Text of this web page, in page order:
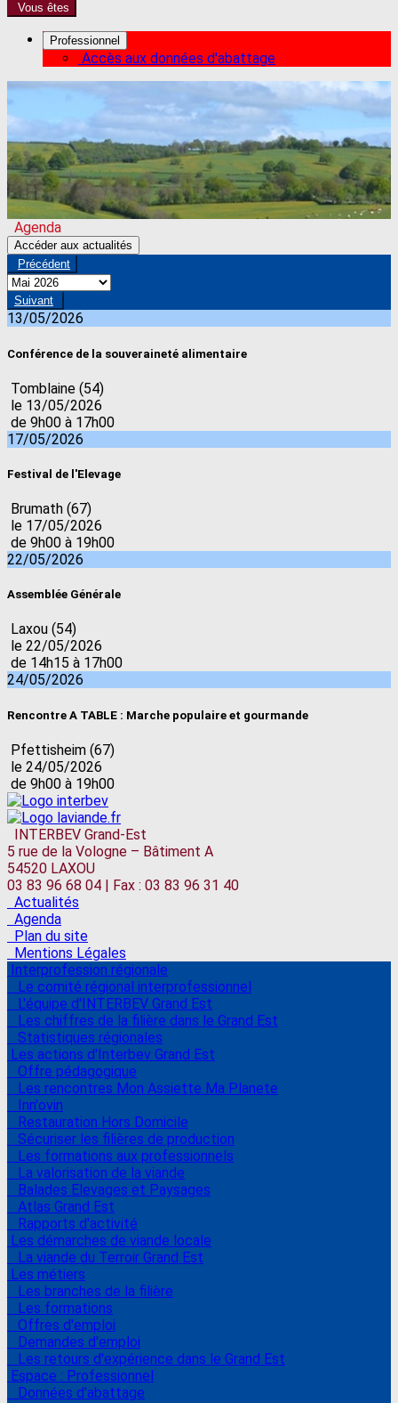
Vous êtes
Professionnel
Accès aux données d'abattage
Agenda
Accéder aux actualités
Précédent
Suivant
13/05/2026
Conférence de la souveraineté alimentaire
Tomblaine (54)
le 13/05/2026
de 9h00 à 17h00
17/05/2026
Festival de l'Elevage
Brumath (67)
le 17/05/2026
de 9h00 à 19h00
22/05/2026
Assemblée Générale
Laxou (54)
le 22/05/2026
de 14h15 à 17h00
24/05/2026
Rencontre A TABLE : Marche populaire et gourmande
Pfettisheim (67)
le 24/05/2026
de 9h00 à 19h00
INTERBEV Grand-Est
5 rue de la Vologne – Bâtiment A
54520 LAXOU
03 83 96 68 04 | Fax : 03 83 96 31 40
Actualités
Agenda
Plan du site
Mentions Légales
Interprofession régionale
Le comité régional interprofessionnel
L'équipe d'INTERBEV Grand Est
Les chiffres de la filière dans le Grand Est
Statistiques régionales
Les actions d'Interbev Grand Est
Offre pédagogique
Les rencontres Mon Assiette Ma Planete
Inn'ovin
Restauration Hors Domicile
Sécuriser les filières de production
Les formations aux professionnels
La valorisation de la viande
Balades Elevages et Paysages
Atlas Grand Est
Rapports d'activité
Les démarches de viande locale
La viande du Terroir Grand Est
Les métiers
Les branches de la filière
Les formations
Offres d'emploi
Demandes d'emploi
Les retours d'expérience dans le Grand Est
Espace : Professionnel
Données d'abattage